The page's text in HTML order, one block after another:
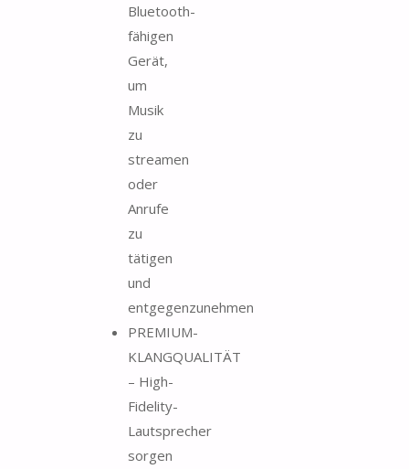
Bluetooth-
fähigen
Gerät,
um
Musik
zu
streamen
oder
Anrufe
zu
tätigen
und
entgegenzunehmen
PREMIUM-
KLANGQUALITÄT
– High-
Fidelity-
Lautsprecher
sorgen